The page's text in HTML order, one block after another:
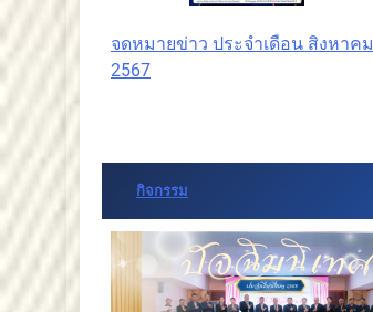
จดหมายข่าว ประจำเดือน สิงหาคม
2567
กิจกรรม